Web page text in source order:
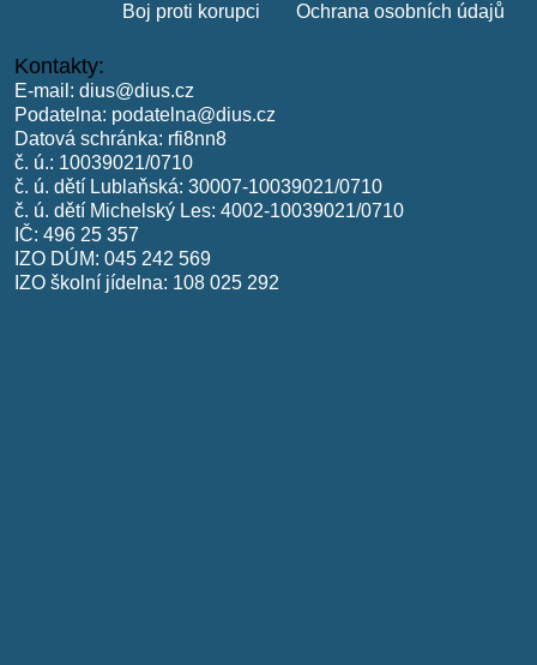
Ochrana osobních údajů
Boj proti korupci
Kontakty:
E-mail: dius@dius.cz
Podatelna: podatelna@dius.cz
Datová schránka: rfi8nn8
č. ú.: 10039021/0710
č. ú. dětí Lublaňská: 30007-10039021/0710
č. ú. dětí Michelský Les: 4002-10039021/0710
IČ: 496 25 357
IZO DÚM: 045 242 569
IZO školní jídelna: 108 025 292